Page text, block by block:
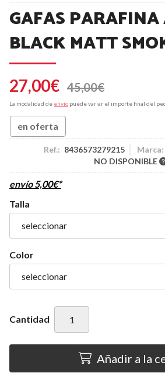
GAFAS
BLACK MATT
27,00€ 45,00€
La modalidad de envío puede variar el importe final del
en oferta
Ref.: 8436573279215 Marca:
NO DISPONIBLE
envío 5,00€*
Talla
Color
Cantidad
Añadir a la